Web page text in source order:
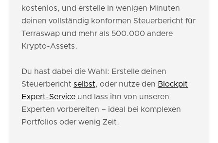
kostenlos, und erstelle in wenigen Minuten
deinen vollständig konformen Steuerbericht für
Terraswap und mehr als 500.000 andere
Krypto-Assets.
Du hast dabei die Wahl: Erstelle deinen
Steuerbericht selbst, oder nutze den Blockpit
Expert-Service und lass ihn von unseren
Experten vorbereiten – ideal bei komplexen
Portfolios oder wenig Zeit.